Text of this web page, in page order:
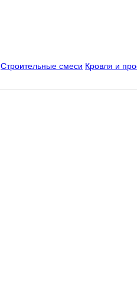
Строительные смеси Кровля и